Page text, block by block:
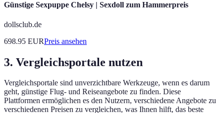
Günstige Sexpuppe Chelsy | Sexdoll zum Hammerpreis
dollsclub.de
698.95 EURPreis ansehen
3. Vergleichsportale nutzen
Vergleichsportale sind unverzichtbare Werkzeuge, wenn es darum
geht, günstige Flug- und Reiseangebote zu finden. Diese
Plattformen ermöglichen es den Nutzern, verschiedene Angebote zu
verschiedenen Preisen zu vergleichen, was Ihnen hilft, das beste